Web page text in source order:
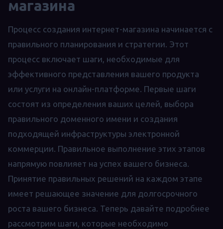
магазина
Процесс создания интернет-магазина начинается с
правильного планирования и стратегии. Этот
процесс включает шаги, необходимые для
эффективного представления вашего продукта
или услуги на онлайн-платформе. Первые шаги
состоят из определения ваших целей, выбора
правильного доменного имени и создания
подходящей инфраструктуры электронной
коммерции. Правильное выполнение этих этапов
напрямую повлияет на успех вашего бизнеса.
Принятие правильных решений на каждом этапе
имеет решающее значение для долгосрочного
роста вашего бизнеса. Теперь давайте подробнее
рассмотрим шаги, которые необходимо